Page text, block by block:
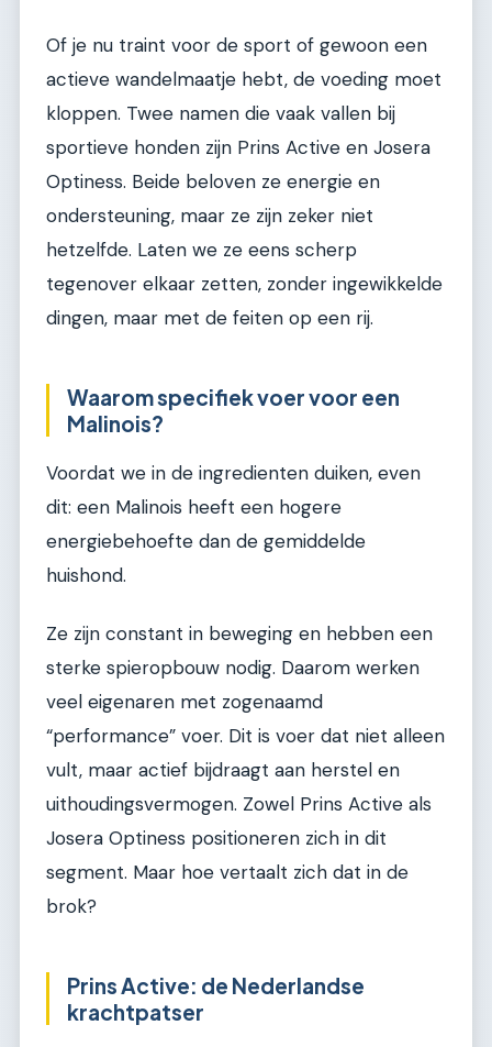
Of je nu traint voor de sport of gewoon een
actieve wandelmaatje hebt, de voeding moet
kloppen. Twee namen die vaak vallen bij
sportieve honden zijn Prins Active en Josera
Optiness. Beide beloven ze energie en
ondersteuning, maar ze zijn zeker niet
hetzelfde. Laten we ze eens scherp
tegenover elkaar zetten, zonder ingewikkelde
dingen, maar met de feiten op een rij.
Waarom specifiek voer voor een
Malinois?
Voordat we in de ingredienten duiken, even
dit: een Malinois heeft een hogere
energiebehoefte dan de gemiddelde
huishond.
Ze zijn constant in beweging en hebben een
sterke spieropbouw nodig. Daarom werken
veel eigenaren met zogenaamd
“performance” voer. Dit is voer dat niet alleen
vult, maar actief bijdraagt aan herstel en
uithoudingsvermogen. Zowel Prins Active als
Josera Optiness positioneren zich in dit
segment. Maar hoe vertaalt zich dat in de
brok?
Prins Active: de Nederlandse
krachtpatser